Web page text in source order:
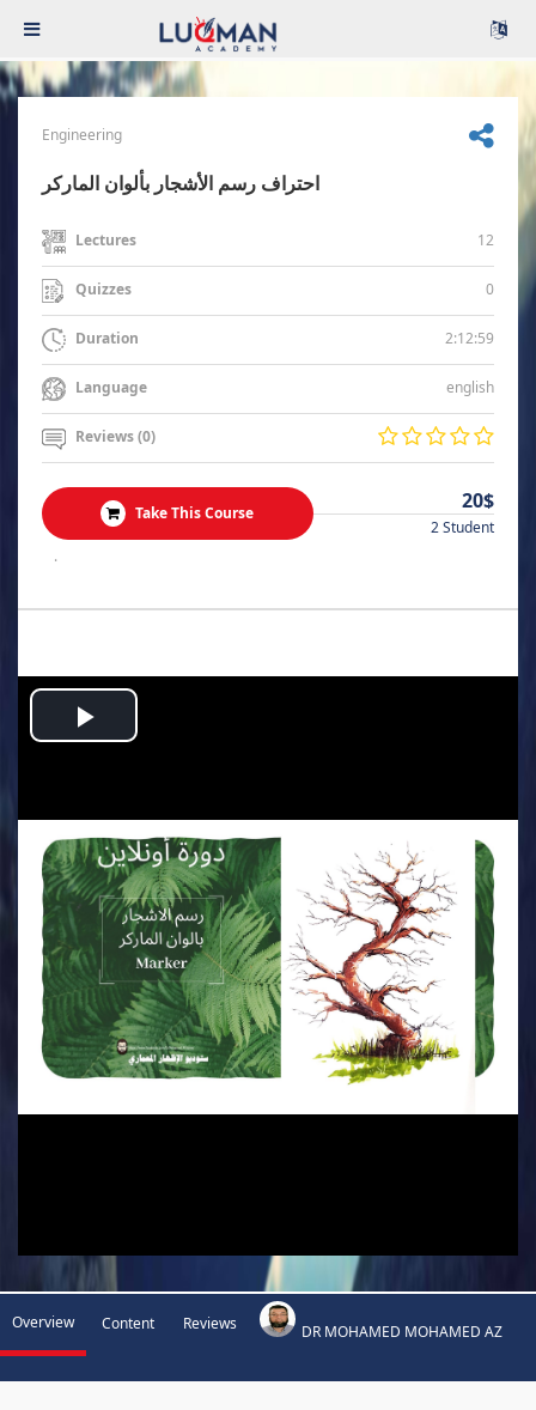
Engineering
احتراف رسم الأشجار بألوان الماركر
Lectures 12
Quizzes 0
Duration 2:12:59
Language english
Reviews (0)
Take This Course 20$
2 Student
.
Play
Overview Content Reviews DR MOHAMED MOHAMED AZ